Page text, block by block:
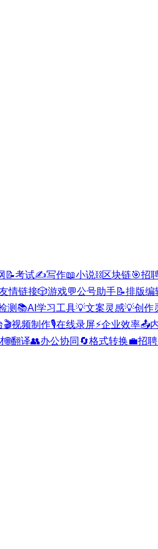
📝考试✍️写作📖小说⛓️区块链🎯招
情链接🎲游戏💬公号助手📝排版编
测 📚AI学习工具💡文案灵感💡创作
🎬视频制作🎙️在线录屏⚡企业效率📤
🌐翻译👥办公协同 🔄格式转换💼招